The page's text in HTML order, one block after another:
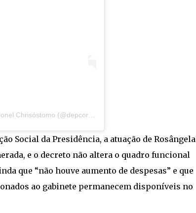
Social da Presidência, a atuação de Rosângela
e o decreto não altera o quadro funcional
que “não houve aumento de despesas” e que
ao gabinete permanecem disponíveis no